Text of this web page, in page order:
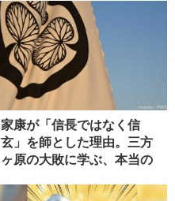
家康が「信長ではなく信
玄」を師とした理由。三方
ヶ原の大敗に学ぶ、本当の